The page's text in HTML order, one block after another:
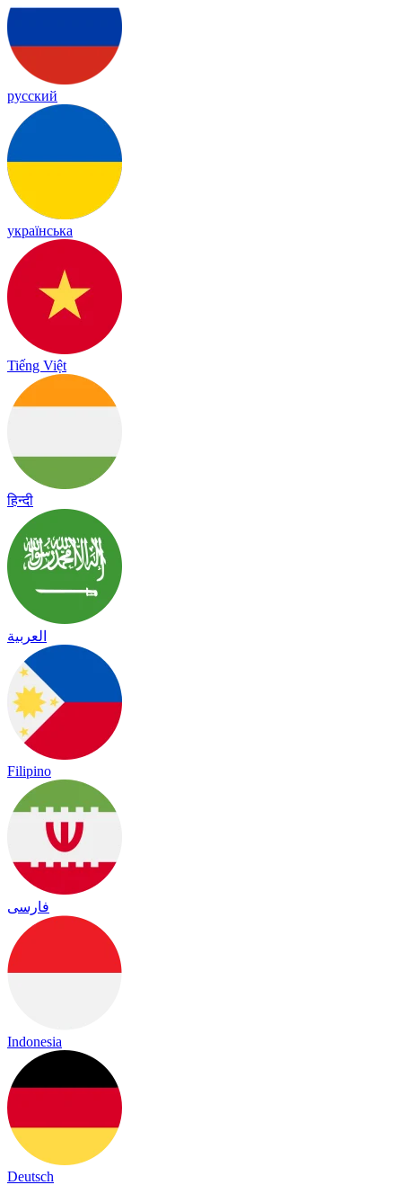
русский
українська
Tiếng Việt
हिन्दी
العربية
Filipino
فارسی
Indonesia
Deutsch